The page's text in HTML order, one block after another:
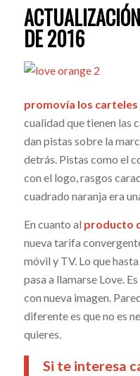
DE 2016
promovía los carteles
cualidad que tienen las
dan pistas sobre la
detrás. Pistas como el
con el logo, rasgos
cuadrado naranja era
En cuanto al producto
nueva tarifa
móvil y TV. Lo que
pasa a llamarse Love.
con nueva imagen.
diferente es que no es
quieres.
Si te interesa